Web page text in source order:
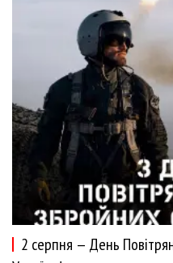
2 серпня — День